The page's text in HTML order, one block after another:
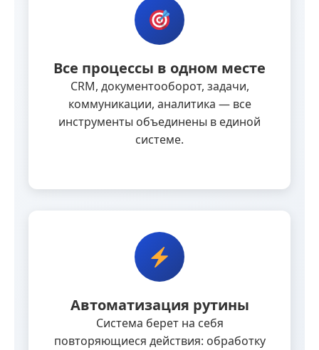
Все процессы в одном месте
CRM, документооборот, задачи,
коммуникации, аналитика — все
инструменты объединены в единой
системе.
Автоматизация рутины
Система берет на себя
повторяющиеся действия: обработку